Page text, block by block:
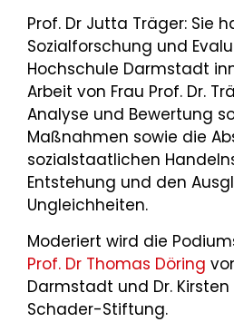
Prof. Dr Jutta Träger: Sie
Sozialforschung und
Hochschule Darmstadt
Arbeit von Frau Prof. Dr.
Analyse und Bewertung
Maßnahmen sowie die
sozialstaatlichen
Entstehung und den
Ungleichheiten.
Moderiert wird die
Prof. Dr Thomas Döring
Darmstadt und Dr.
Schader-Stiftung.